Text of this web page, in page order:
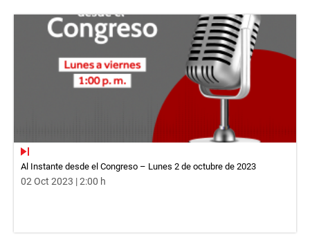
Al Instante desde el Congreso – Lunes 2 de octubre de 2023
02 Oct 2023 | 2:00 h